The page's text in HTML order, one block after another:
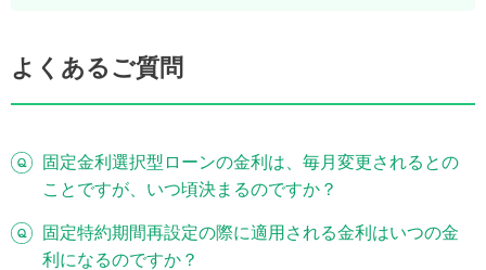
よくあるご質問
固定金利選択型ローンの金利は、毎月変更されるとの
ことですが、いつ頃決まるのですか？
固定特約期間再設定の際に適用される金利はいつの金
利になるのですか？